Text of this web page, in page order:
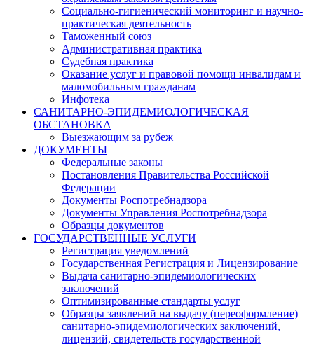
Социально-гигиенический мониторинг и научно-
практическая деятельность
Таможенный союз
Административная практика
Судебная практика
Оказание услуг и правовой помощи инвалидам и
маломобильным гражданам
Инфотека
САНИТАРНО-ЭПИДЕМИОЛОГИЧЕСКАЯ
ОБСТАНОВКА
Выезжающим за рубеж
ДОКУМЕНТЫ
Федеральные законы
Постановления Правительства Российской
Федерации
Документы Роспотребнадзора
Документы Управления Роспотребнадзора
Образцы документов
ГОСУДАРСТВЕННЫЕ УСЛУГИ
Регистрация уведомлений
Государственная Регистрация и Лицензирование
Выдача санитарно-эпидемиологических
заключений
Оптимизированные стандарты услуг
Образцы заявлений на выдачу (переоформление)
санитарно-эпидемиологических заключений,
лицензий, свидетельств государственной